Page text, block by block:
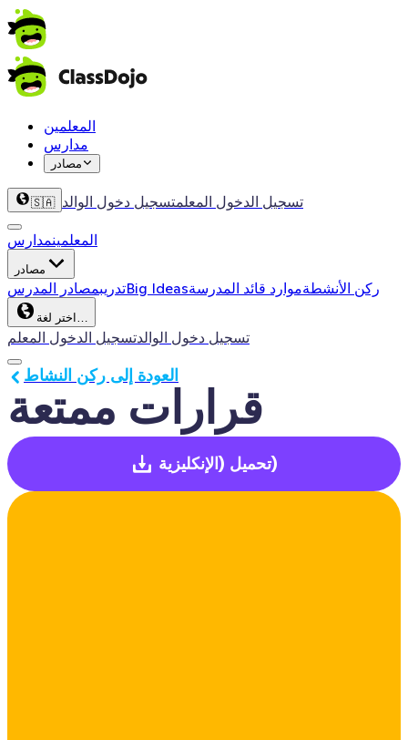
المعلمين
مدارس
مصادر
🇸🇦 تسجيل الدخول المعلمتسجيل دخول الوالد
المعلمينمدارس
مصادر
تدريبمصادر المدرس Big Ideas ركن الأنشطةموارد قائد المدرسة
اختر لغة…
تسجيل الدخول المعلمتسجيل دخول الوالد
قرارات ممتعة
العودة إلى ركن النشاط
تحميل(الإنكليزية)